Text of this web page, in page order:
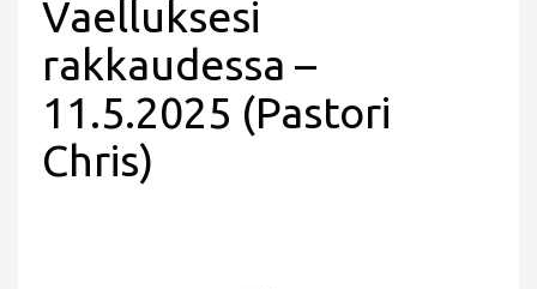
Vaelluksesi
rakkaudessa –
11.5.2025 (Pastori
Chris)